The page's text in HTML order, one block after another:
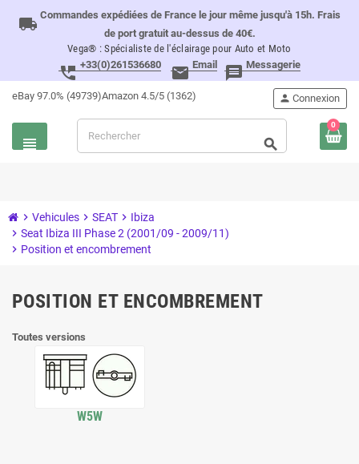
local_shipping Commandes expédiées de France le jour même jusqu'à 15h. Frais
de port gratuit au-dessus de 40€.
Vega® : Spécialiste de l'éclairage pour Auto et Moto
perm_phone_msg +33(0)261536680 email Email message Messagerie
eBay 97.0% (49739)Amazon 4.5/5 (1362)
view_headline
person Connexion
search
0
chevron_right Vehicules chevron_right SEAT chevron_right Ibiza
chevron_right Seat Ibiza III Phase 2 (2001/09 - 2009/11)
chevron_right Position et encombrement
POSITION ET ENCOMBREMENT
Toutes versions
W5W